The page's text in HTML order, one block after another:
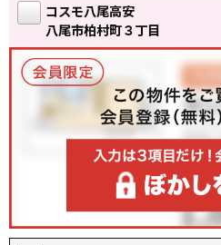
コスモ八尾高安
八尾市柏村町３丁目